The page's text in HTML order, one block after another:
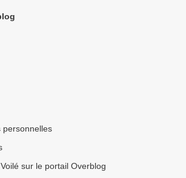
personnelles
sur le portail Overblog